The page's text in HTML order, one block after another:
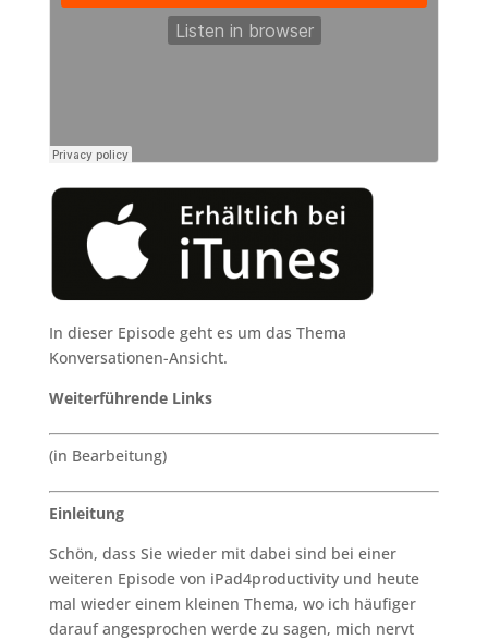
In dieser Episode geht es um das Thema
Konversationen-Ansicht.
Weiterführende Links
(in Bearbeitung)
Einleitung
Schön, dass Sie wieder mit dabei sind bei einer
weiteren Episode von iPad4productivity und heute
mal wieder einem kleinen Thema, wo ich häufiger
darauf angesprochen werde zu sagen, mich nervt